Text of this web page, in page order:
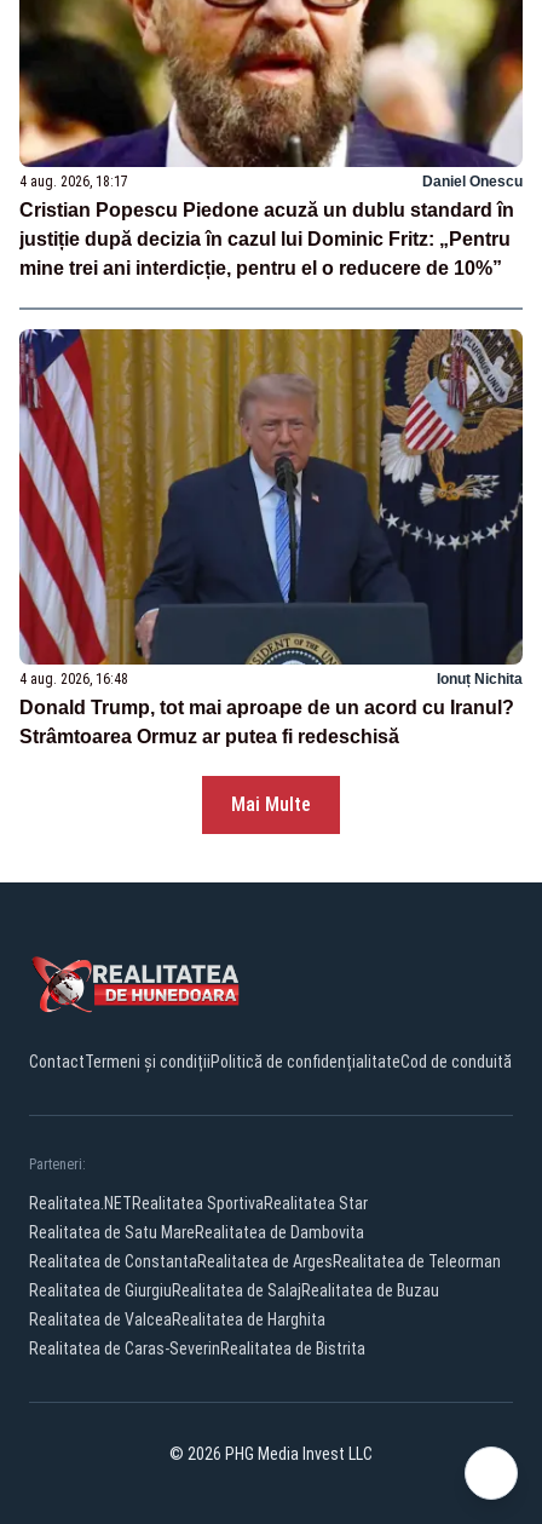
4 aug. 2026, 18:17 Daniel Onescu
Cristian Popescu Piedone acuză un dublu standard în
justiție după decizia în cazul lui Dominic Fritz: „Pentru
mine trei ani interdicție, pentru el o reducere de 10%”
4 aug. 2026, 16:48 Ionuț Nichita
Donald Trump, tot mai aproape de un acord cu Iranul?
Strâmtoarea Ormuz ar putea fi redeschisă
Mai Multe
ContactTermeni și condițiiPolitică de confidențialitateCod de conduită
Parteneri:
Realitatea.NETRealitatea SportivaRealitatea Star
Realitatea de Satu MareRealitatea de Dambovita
Realitatea de ConstantaRealitatea de ArgesRealitatea de Teleorman
Realitatea de GiurgiuRealitatea de SalajRealitatea de Buzau
Realitatea de ValceaRealitatea de Harghita
Realitatea de Caras-SeverinRealitatea de Bistrita
© 2026 PHG Media Invest LLC